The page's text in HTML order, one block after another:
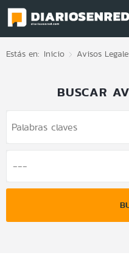
Click acá para ir
Estás en: Inicio Avisos
BUSCAR